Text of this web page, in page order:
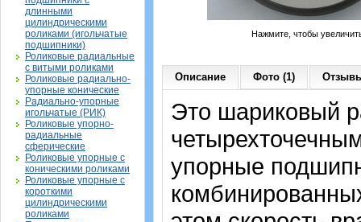
длинными
цилиндрическими
роликами (игольчатые
подшипники)
Роликовые радиальные
с витыми роликами
Роликовые радиально-
упорные конические
Радиально-упорные
игольчатые (РИК)
Роликовые упорно-
радиальные
сферические
Роликовые упорные с
коническими роликами
Роликовые упорные с
короткими
цилиндрическими
роликами
Нажмите, чтобы
Описание Фото (1)
Это шариковый
упорные